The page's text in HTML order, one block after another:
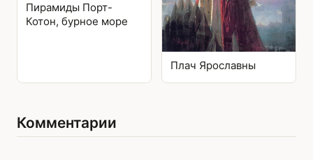
Пирамиды Порт-
Котон, бурное море
Плач Ярославны
Комментарии